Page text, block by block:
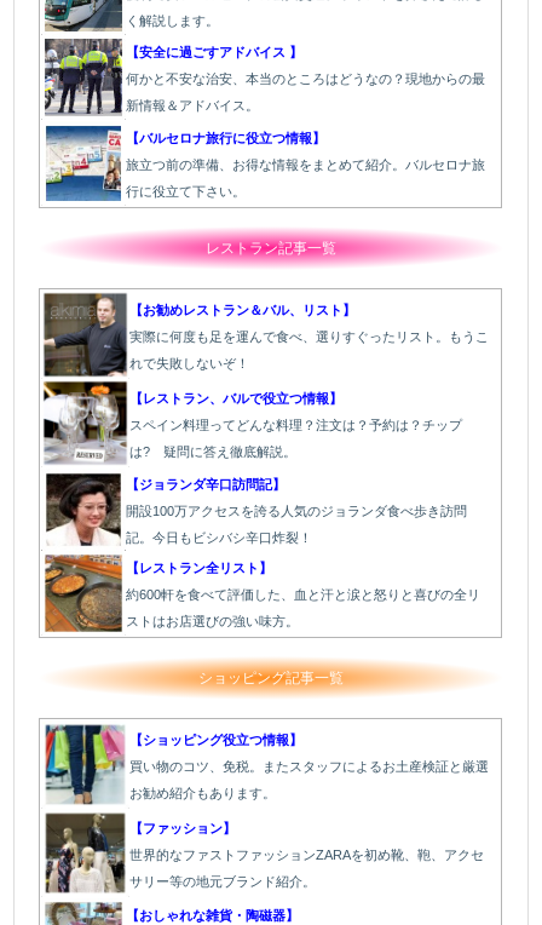
く解説します。
【安全に過ごすアドバイス 】
何かと不安な治安、本当のところはどうなの？現地からの最
新情報＆アドバイス。
【バルセロナ旅行に役立つ情報】
旅立つ前の準備、お得な情報をまとめて紹介。バルセロナ旅
行に役立て下さい。
レストラン記事一覧
【お勧めレストラン＆バル、リスト】
実際に何度も足を運んで食べ、選りすぐったリスト。もうこ
れで失敗しないぞ！
【レストラン、バルで役立つ情報】
スペイン料理ってどんな料理？注文は？予約は？チップ
は? 疑問に答え徹底解説。
【ジョランダ辛口訪問記】
開設100万アクセスを誇る人気のジョランダ食べ歩き訪問
記。今日もビシバシ辛口炸裂！
【レストラン全リスト】
約600軒を食べて評価した、血と汗と涙と怒りと喜びの全リ
ストはお店選びの強い味方。
ショッピング記事一覧
【ショッピング役立つ情報】
買い物のコツ、免税。またスタッフによるお土産検証と厳選
お勧め紹介もあります。
【ファッション】
世界的なファストファッションZARAを初め靴、鞄、アクセ
サリー等の地元ブランド紹介。
【おしゃれな雑貨・陶磁器】